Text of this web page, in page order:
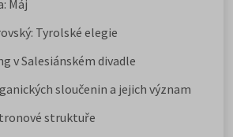
Máj
Tyrolské elegie
v Salesiánském divadle
sloučenin a jejich význam
struktuře